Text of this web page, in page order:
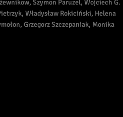
Szymon Paruzel, Wojciech G.
Władysław Rokiciński, Helena
Grzegorz Szczepaniak, Monika